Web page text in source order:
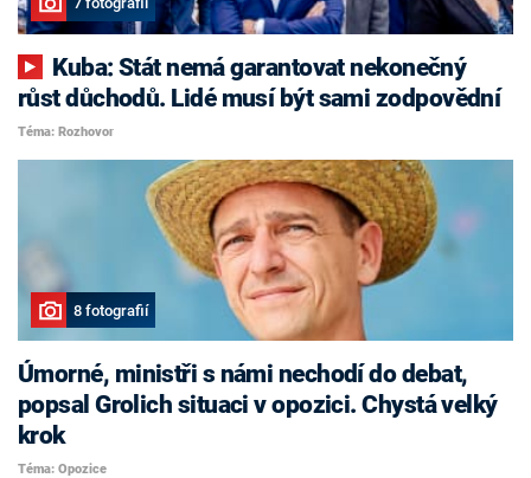
růst důchodů. Lidé musí být sami zodpovědní
Téma: Rozhovor
8 fotografií
Úmorné, ministři s námi nechodí do debat,
popsal Grolich situaci v opozici. Chystá velký
krok
Téma: Opozice